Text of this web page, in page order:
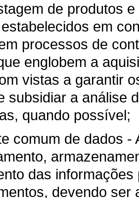
de produtos
em
processos de
englobem a
vistas a garantir
subsidiar a análise
quando possível;
comum de dados
das
devendo